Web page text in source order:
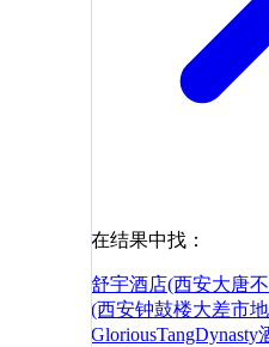
在结果中找：
舒宇酒店(西安大唐
(西安钟鼓楼大差市